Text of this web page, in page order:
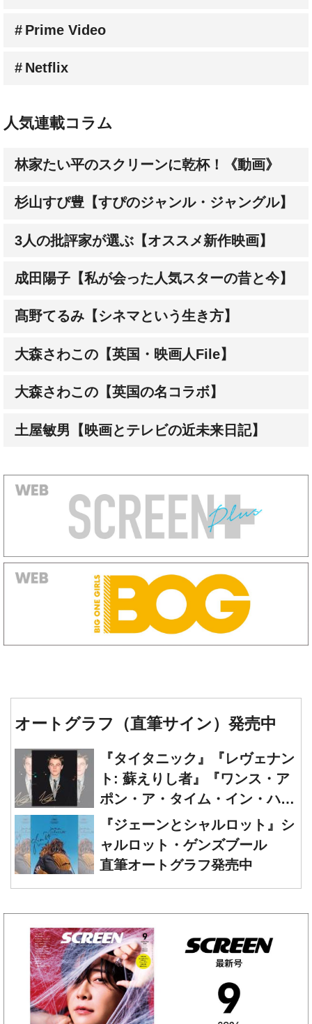
Prime Video
Netflix
人気連載コラム
林家たい平のスクリーンに乾杯！《動画》
杉山すぴ豊【すぴのジャンル・ジャングル】
3人の批評家が選ぶ【オススメ新作映画】
成田陽子【私が会った人気スターの昔と今】
髙野てるみ【シネマという生き方】
大森さわこの【英国・映画人File】
大森さわこの【英国の名コラボ】
土屋敏男【映画とテレビの近未来日記】
オートグラフ（直筆サイン）発売中
『タイタニック』『レヴェナン
ト: 蘇えりし者』『ワンス・ア
ポン・ア・タイム・イン・ハリ
ウッド』レオナルド・ディカプ
リオ 直筆オートグラフ発売中
『ジェーンとシャルロット』シ
ャルロット・ゲンズブール
直筆オートグラフ発売中